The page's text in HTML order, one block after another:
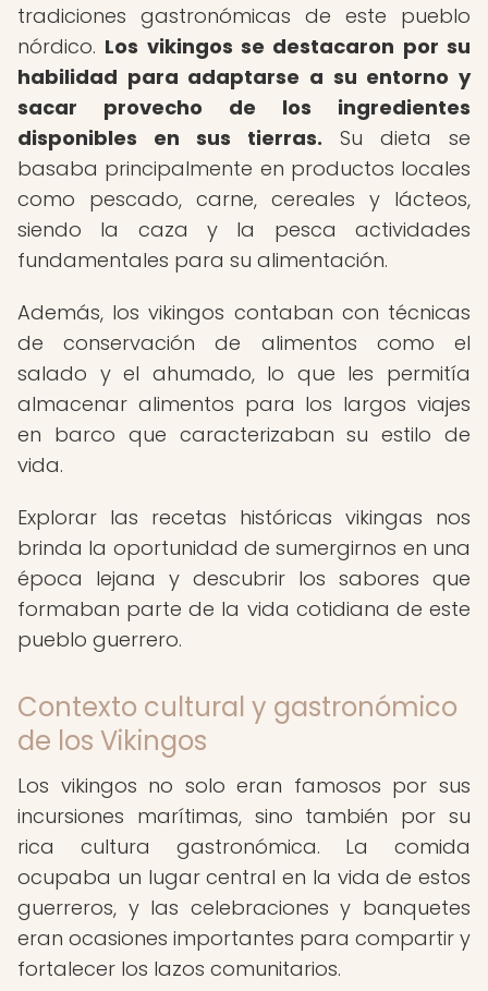
tradiciones gastronómicas de este pueblo
nórdico. Los vikingos se destacaron por su
habilidad para adaptarse a su entorno y
sacar provecho de los ingredientes
disponibles en sus tierras. Su dieta se
basaba principalmente en productos locales
como pescado, carne, cereales y lácteos,
siendo la caza y la pesca actividades
fundamentales para su alimentación.
Además, los vikingos contaban con técnicas
de conservación de alimentos como el
salado y el ahumado, lo que les permitía
almacenar alimentos para los largos viajes
en barco que caracterizaban su estilo de
vida.
Explorar las recetas históricas vikingas nos
brinda la oportunidad de sumergirnos en una
época lejana y descubrir los sabores que
formaban parte de la vida cotidiana de este
pueblo guerrero.
Contexto cultural y gastronómico
de los Vikingos
Los vikingos no solo eran famosos por sus
incursiones marítimas, sino también por su
rica cultura gastronómica. La comida
ocupaba un lugar central en la vida de estos
guerreros, y las celebraciones y banquetes
eran ocasiones importantes para compartir y
fortalecer los lazos comunitarios.